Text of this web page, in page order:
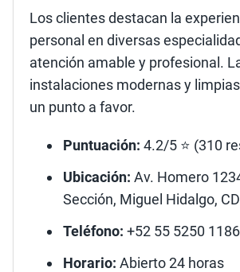
Los clientes destacan la
personal en diversas
atención amable y profesional.
instalaciones modernas y
un punto a favor.
Puntuación: 4.2/5 ⭐ (310
Ubicación: Av. Homero
Sección, Miguel Hidalgo,
Teléfono: +52 55 5250 1186
Horario: Abierto 24 horas